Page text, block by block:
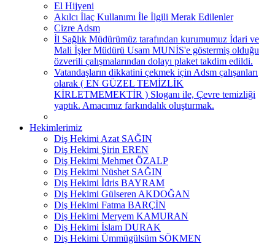
El Hijyeni
Akılcı İlaç Kullanımı İle İlgili Merak Edilenler
Cizre Adsm
İl Sağlık Müdürümüz tarafından kurumumuz İdari ve
Mali İşler Müdürü Usam MUNİS'e göstermiş olduğu
özverili çalışmalarından dolayı plaket takdim edildi.
Vatandaşların dikkatini çekmek için Adsm çalışanları
olarak ( EN GÜZEL TEMİZLİK
KİRLETMEMEKTİR ) Sloganı ile, Çevre temizliği
yaptık. Amacımız farkındalık oluşturmak.
Hekimlerimiz
Diş Hekimi Azat SAĞIN
Diş Hekimi Şirin EREN
Diş Hekimi Mehmet ÖZALP
Diş Hekimi Nüshet SAĞIN
Diş Hekimi İdris BAYRAM
Diş Hekimi Gülseren AKDOĞAN
Diş Hekimi Fatma BARÇİN
Diş Hekimi Meryem KAMURAN
Diş Hekimi İslam DURAK
Diş Hekimi Ümmügülsüm SÖKMEN